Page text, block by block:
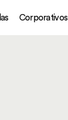
Corporativos